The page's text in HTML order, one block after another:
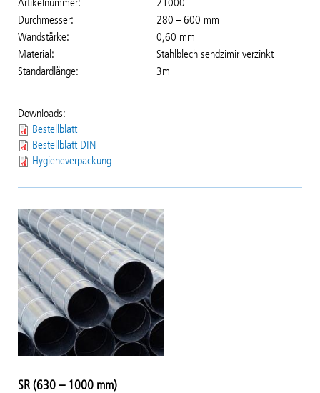
Artikelnummer
21000
Durchmesser
280 – 600 mm
Wandstärke
0,60 mm
Material
Stahlblech sendzimir verzinkt
Standardlänge
3m
Downloads:
Bestellblatt
Bestellblatt DIN
Hygieneverpackung
SR (630 – 1000 mm)